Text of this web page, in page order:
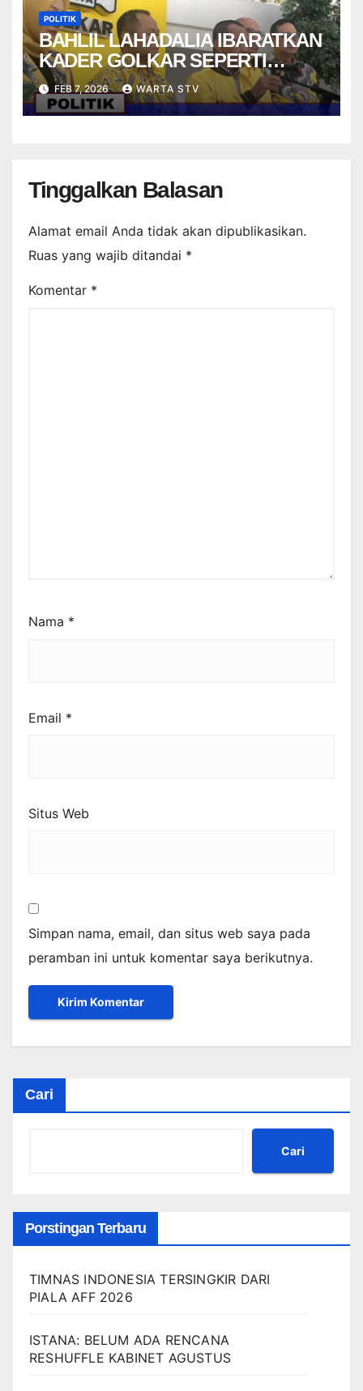
POLITIK
BAHLIL LAHADALIA IBARATKAN
KADER GOLKAR SEPERTI
STRIKER DALAM PERMAINAN
FUTSAL
FEB 7, 2026 WARTA STV
Tinggalkan Balasan
Alamat email Anda tidak akan dipublikasikan.
Ruas yang wajib ditandai *
Komentar *
Nama *
Email *
Situs Web
Simpan nama, email, dan situs web saya pada
peramban ini untuk komentar saya berikutnya.
Cari
Cari
Porstingan Terbaru
TIMNAS INDONESIA TERSINGKIR DARI
PIALA AFF 2026
ISTANA: BELUM ADA RENCANA
RESHUFFLE KABINET AGUSTUS